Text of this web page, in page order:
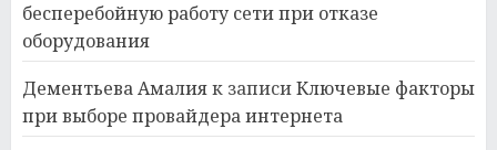
бесперебойную работу сети при отказе
оборудования
Дементьева Амалияк записиКлючевые факторы
при выборе провайдера интернета